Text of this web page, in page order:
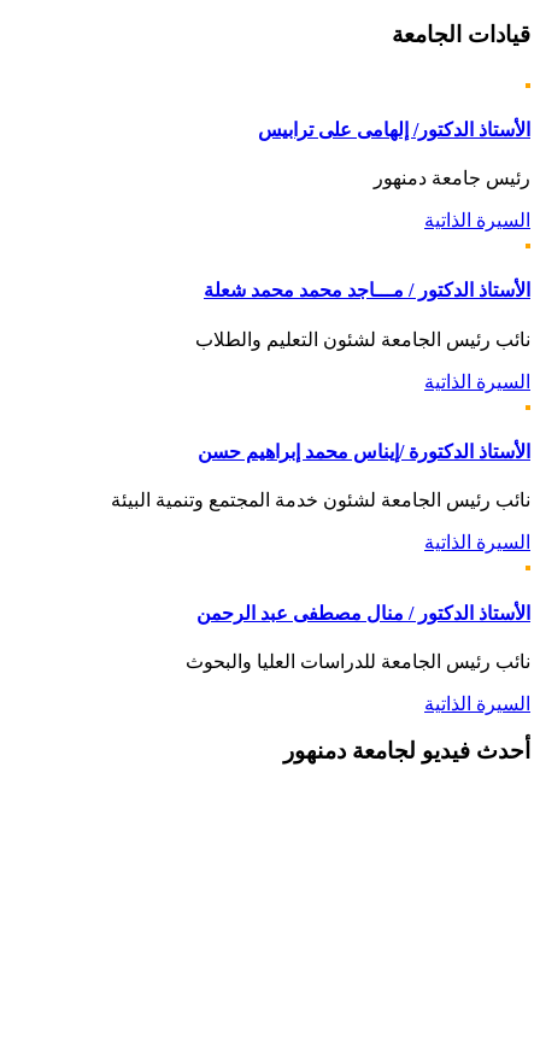
قيادات الجامعة
الأستاذ الدكتور/ إلهامى على ترابيس
رئيس جامعة دمنهور
السيرة الذاتية
الأستاذ الدكتور / مـــاجد محمد محمد شعلة
نائب رئيس الجامعة لشئون التعليم والطلاب
السيرة الذاتية
الأستاذ الدكتورة /إيناس محمد إبراهيم حسن
نائب رئيس الجامعة لشئون خدمة المجتمع وتنمية البيئة
السيرة الذاتية
الأستاذ الدكتور / منال مصطفى عبد الرحمن
نائب رئيس الجامعة للدراسات العليا والبحوث
السيرة الذاتية
أحدث فيديو لجامعة دمنهور